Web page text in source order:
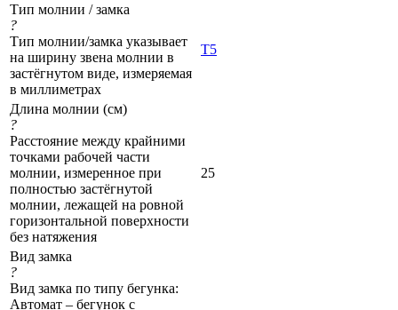
Тип молнии / замка
?
Тип молнии/замка указывает
на ширину звена молнии в
застёгнутом виде, измеряемая
в миллиметрах
Т5
Длина молнии (см)
?
Расстояние между крайними
точками рабочей части
молнии, измеренное при
полностью застёгнутой
молнии, лежащей на ровной
горизонтальной поверхности
без натяжения
25
Вид замка
?
Вид замка по типу бегунка:
Автомат – бегунок с